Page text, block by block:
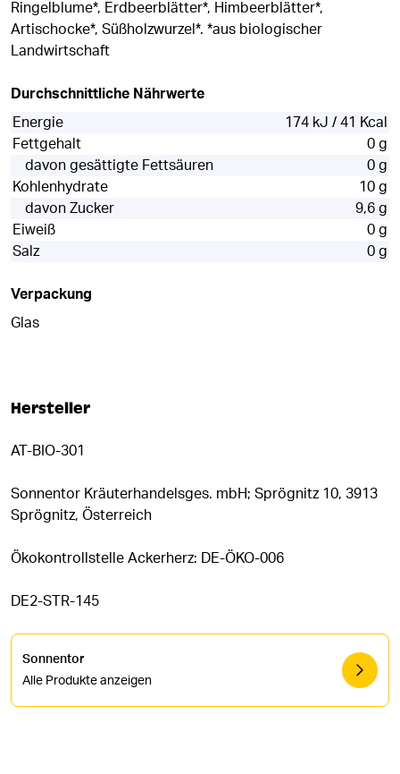
Ringelblume*, Erdbeerblätter*, Himbeerblätter*,
Artischocke*, Süßholzwurzel*. *aus biologischer
Landwirtschaft
Durchschnittliche Nährwerte
Energie
174 kJ / 41 Kcal
Fettgehalt
0 g
davon gesättigte Fettsäuren
0 g
Kohlenhydrate
10 g
davon Zucker
9,6 g
Eiweiß
0 g
Salz
0 g
Verpackung
Glas
Hersteller
AT-BIO-301
Sonnentor Kräuterhandelsges. mbH; Sprögnitz 10, 3913
Sprögnitz, Österreich
Ökokontrollstelle Ackerherz: DE-ÖKO-006
DE2-STR-145
Sonnentor
Alle Produkte anzeigen